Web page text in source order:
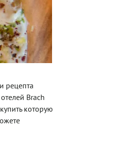
рецепта
Brach
которую